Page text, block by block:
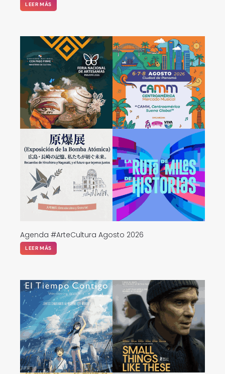
LEER MÁS
Agenda #ArteCultura Agosto 2026
LEER MÁS